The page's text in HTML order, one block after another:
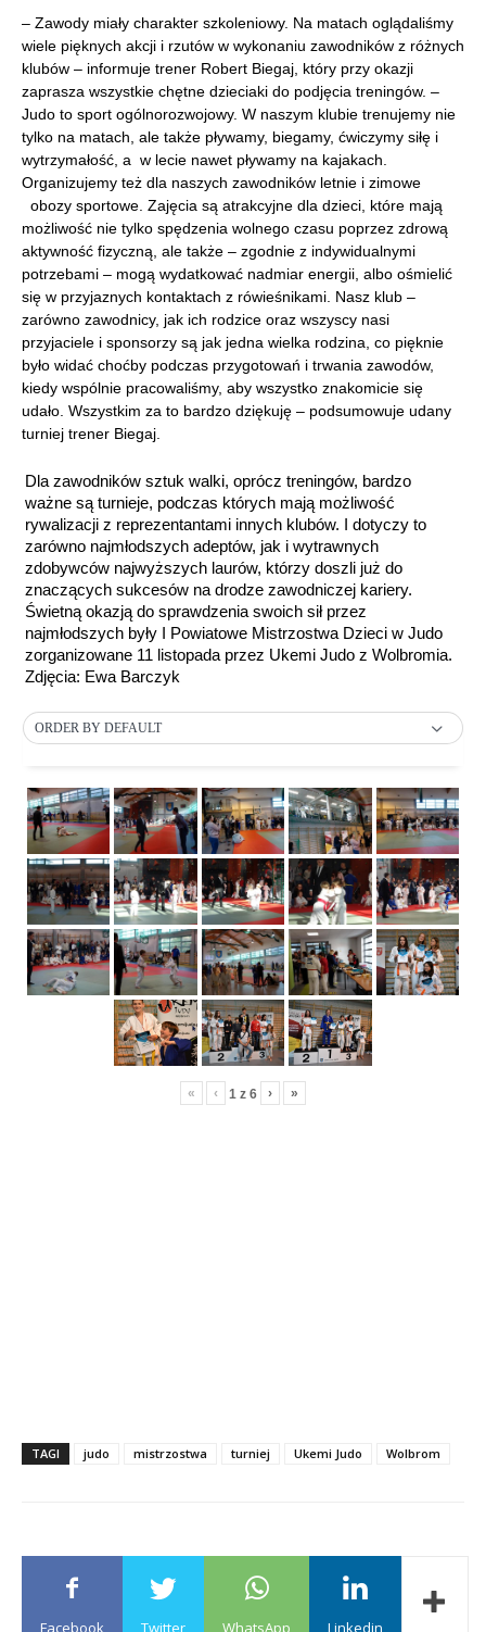
– Zawody miały charakter szkoleniowy. Na matach oglądaliśmy
wiele pięknych akcji i rzutów w wykonaniu zawodników z różnych
klubów – informuje trener Robert Biegaj, który przy okazji
zaprasza wszystkie chętne dzieciaki do podjęcia treningów. –
Judo to sport ogólnorozwojowy. W naszym klubie trenujemy nie
tylko na matach, ale także pływamy, biegamy, ćwiczymy siłę i
wytrzymałość, a w lecie nawet pływamy na kajakach.
Organizujemy też dla naszych zawodników letnie i zimowe
obozy sportowe. Zajęcia są atrakcyjne dla dzieci, które mają
możliwość nie tylko spędzenia wolnego czasu poprzez zdrową
aktywność fizyczną, ale także – zgodnie z indywidualnymi
potrzebami – mogą wydatkować nadmiar energii, albo ośmielić
się w przyjaznych kontaktach z rówieśnikami. Nasz klub –
zarówno zawodnicy, jak ich rodzice oraz wszyscy nasi
przyjaciele i sponsorzy są jak jedna wielka rodzina, co pięknie
było widać choćby podczas przygotowań i trwania zawodów,
kiedy wspólnie pracowaliśmy, aby wszystko znakomicie się
udało. Wszystkim za to bardzo dziękuję – podsumowuje udany
turniej trener Biegaj.
Dla zawodników sztuk walki, oprócz treningów, bardzo
ważne są turnieje, podczas których mają możliwość
rywalizacji z reprezentantami innych klubów. I dotyczy to
zarówno najmłodszych adeptów, jak i wytrawnych
zdobywców najwyższych laurów, którzy doszli już do
znaczących sukcesów na drodze zawodniczej kariery.
Świetną okazją do sprawdzenia swoich sił przez
najmłodszych były I Powiatowe Mistrzostwa Dzieci w Judo
zorganizowane 11 listopada przez Ukemi Judo z Wolbromia.
Zdjęcia: Ewa Barczyk
ORDER BY DEFAULT
« ‹ 1 z 6 › »
TAGI judo mistrzostwa turniej Ukemi Judo Wolbrom
Facebook Twitter WhatsApp Linkedin